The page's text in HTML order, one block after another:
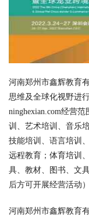
河南郑州市鑫辉教育
思维及全球化视野进
ninghexian.com经营
训、艺术培训、音乐
技能培训、语言培训
远程教育；体育培训
具、教材、图书、文
后方可开展经营活动）
河南郑州市鑫辉教育